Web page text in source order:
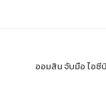
ออมสิน จับมือ ไอซี